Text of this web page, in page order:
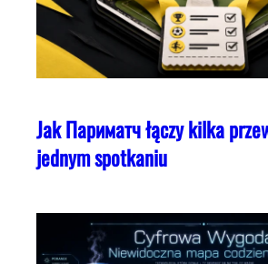
Jak Париматч łączy kilka
jednym spotkaniu